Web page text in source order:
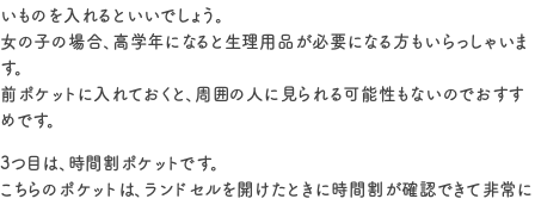
いものを入れるといいでしょう。
女の子の場合、高学年になると生理用品が必要になる方もいらっしゃいま
す。
前ポケットに入れておくと、周囲の人に見られる可能性もないのでおすす
めです。
3つ目は、時間割ポケットです。
こちらのポケットは、ランドセルを開けたときに時間割が確認できて非常に